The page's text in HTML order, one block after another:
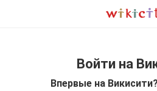
Войти на
Впервые на Викисити?